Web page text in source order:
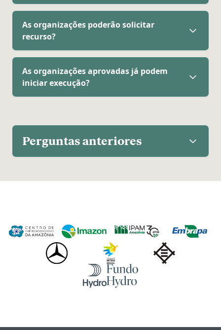
As organizações poderão solicitar
recurso?
As organizações aprovadas já podem
iniciar execução?
Perguntas anteriores